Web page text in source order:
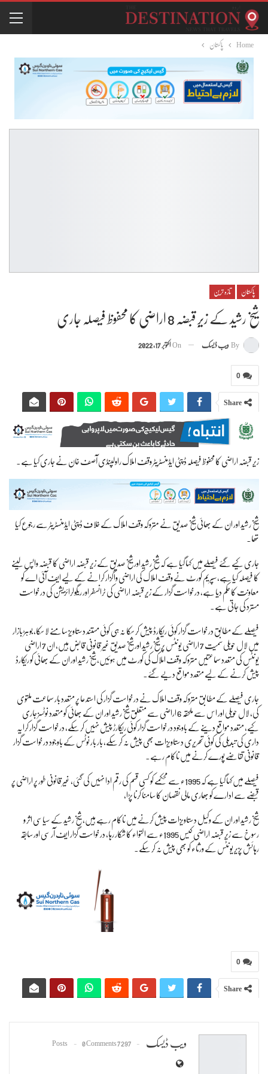
Home پاکستان
پاکستان تازہ ترین
شیخ رشید کے زیرِ قبضہ 8 اراضی کا محفوظ فیصلہ جاری
By ویب ڈیسک On اکتوبر 17, 2022
0
Share
زیرِ قبضہ اراضی کا محفوظ فیصلہ ڈپٹی ایڈمنسٹریٹر وقف املاک راولپنڈی آصف خان نے جاری کیا ہے۔
شیخ رشید اور ان کے بھائی شیخ صدیق نے متروکہ وقف املاک کے خلاف ڈپٹی ایڈمنسٹریٹر سے رجوع کیا
تھا۔
جاری کیے گئے فیصلے میں کہا گیا ہے کہ شیخ رشید اور شیخ صدیق کے زیرِ قبضہ اراضی کا قبضہ واپس لینے
کا فیصلہ کیا ہے، سپریم کورٹ نے وقف املاک کی اراضی واگزار کرانے کے لیے ایف آئی اے کو
معاونت کا حکم دیا ہے، درخواست گزار کے زیرِ قبضہ اراضی کی ٹرانسفر اور ریگولرائزیشن کی درخواست
مسترد کی جاتی ہے۔
فیصلے کے مطابق درخواست گزار کوئی ریکارڈ پیش کر سکا نہ ہی کوئی مستند دستاویز سامنے لا سکا، بوہڑ بازار
میں لال حویلی سمیت 7 اراضی یونٹس پر شیخ رشید اور شیخ صدیق غیر قانونی قابض ہیں، ان 7 اراضی
یونٹس کی متعدد سماعتیں متروکہ وقف املاک کی کورٹ میں ہوئیں، شیخ رشید اور ان کے بھائی کو ریکارڈ
پیش کرنے کے لیے متعدد مواقع دیے گئے۔
جاری فیصلے کے مطابق متروکہ وقف املاک نے درخواست گزار کی استدعا پر متعدد بار سماعت ملتوی
کی، لال حویلی اور اس سے ملحقہ 6 اراضی سے متعلق شیخ رشید اور ان کے بھائی کو متعدد نوٹسز جاری
کیے، متعدد مواقع دینے کے باوجود درخواست گزار کوئی ریکارڑ پیش نہیں کر سکے، درخواست گزار کرایہ
داری کی تبدیلی کی کوئی تحریری دستاویزات بھی پیش نہ کر سکے، بار بار نوٹس کے باوجود درخواست گزار
قانونی تقاضے پورے کرنے میں ناکام رہے۔
فیصلے میں کہا گیا ہے کہ 1995ء سے محکمے کو کسی قسم کی رقم ادا نہیں کی گئی، غیر قانونی طور پر اراضی پر
قبضے سے ادارے کو بھاری مالی نقصان کا سامنا کرنا پڑا،
شیخ رشید اور ان کے وکیل دستاویزات پیش کرنے میں ناکام رہے ہیں، شیخ رشید کے سیاسی اثر و
رسوخ سے زیرِ قبضہ اراضی کیس 1995ء سے التواء کا شکار رہا، درخواست گزار ایف آر سی اور سابقہ
رہائش پزیر یونٹس کے ورثاء کو بھی پیش نہ کر سکے۔
0
Share
ویب ڈیسک 7297 Posts
0 Comments